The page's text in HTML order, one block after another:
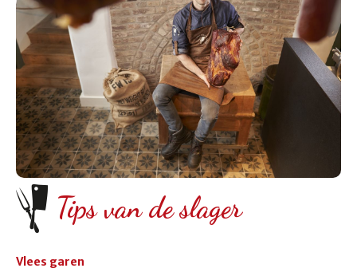
Tips van de slager
Vlees garen